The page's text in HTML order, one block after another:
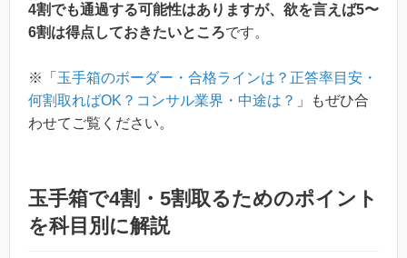
4割でも通過する可能性はありますが、欲を言えば5〜
6割は得点しておきたいところです。
※「 玉手箱のボーダー・合格ラインは？正答率目安・
何割取ればOK？コンサル業界・中途は？ 」もぜひ合
わせてご覧ください。
玉手箱で4割・5割取るためのポイント
を科目別に解説